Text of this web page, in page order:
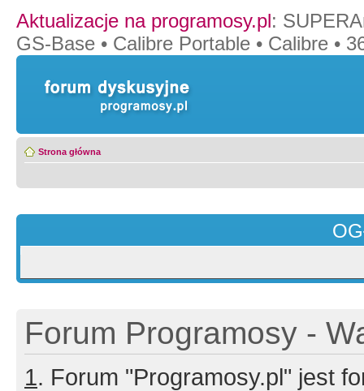
Aktualizacje na programosy.pl:
GS-Base • Calibre Portable • Calibre •
Strona główna
Forum Programosy -
1. Forum "Programosy.pl" jest